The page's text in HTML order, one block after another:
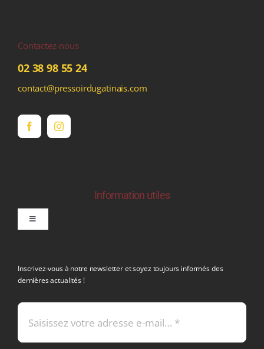
Contactez-nous
02 38 98 55 24
contact@pressoirdugatinais.com
Information utiles
Toggle
Mentions légales
Inscrivez-vous à notre newsletter et soyez toujours informés des
dernières actualités !